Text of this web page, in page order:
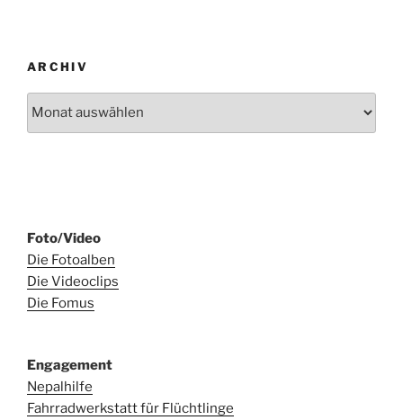
ARCHIV
Foto/Video
Die Fotoalben
Die Videoclips
Die Fomus
Engagement
Nepalhilfe
Fahrradwerkstatt für Flüchtlinge